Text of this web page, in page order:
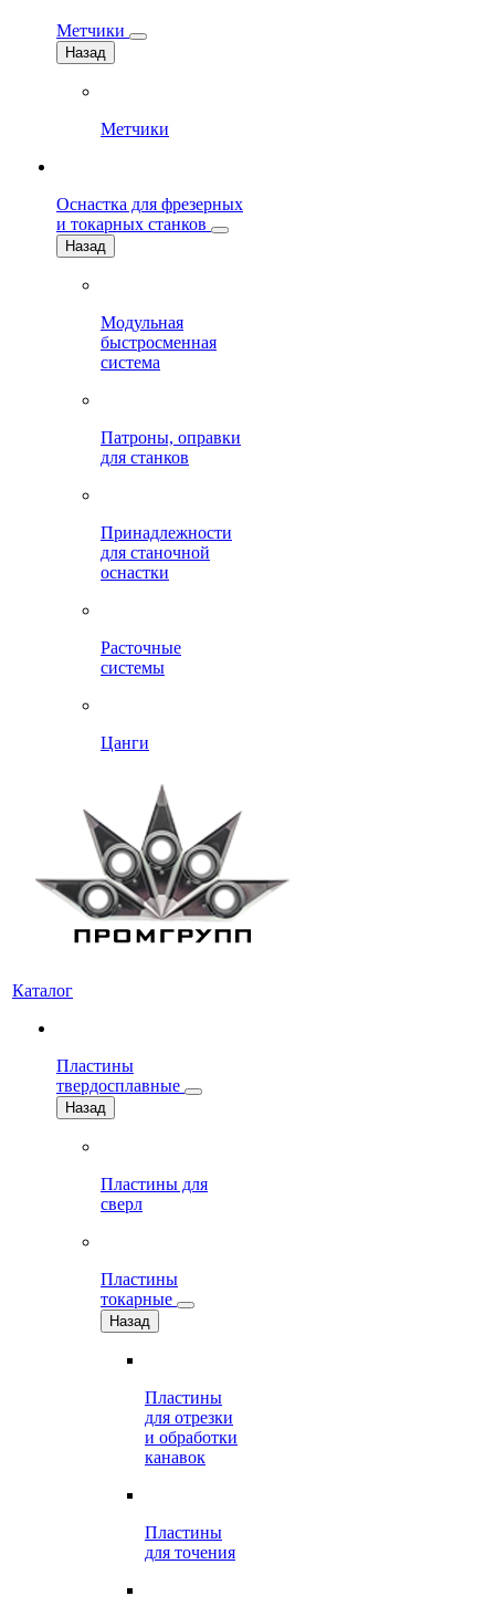
Метчики
Назад
Метчики
Оснастка для фрезерных
и токарных станков
Назад
Модульная
быстросменная
система
Патроны, оправки
для станков
Принадлежности
для станочной
оснастки
Расточные
системы
Цанги
Каталог
Пластины
твердосплавные
Назад
Пластины для
сверл
Пластины
токарные
Назад
Пластины
для отрезки
и обработки
канавок
Пластины
для точения